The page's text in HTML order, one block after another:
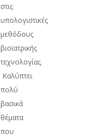
στις
υπολογιστικές
μεθόδους
βιοϊατρικής
τεχνολογίας.
Καλύπτει
πολύ
βασικά
θέματα
που